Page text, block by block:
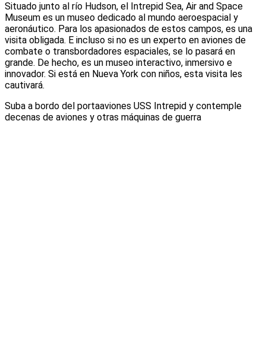
Situado junto al río Hudson, el Intrepid Sea, Air and Space
Museum es un museo dedicado al mundo aeroespacial y
aeronáutico. Para los apasionados de estos campos, es una
visita obligada. E incluso si no es un experto en aviones de
combate o transbordadores espaciales, se lo pasará en
grande. De hecho, es un museo interactivo, inmersivo e
innovador. Si está en Nueva York con niños, esta visita les
cautivará.
Suba a bordo del portaaviones USS Intrepid y contemple
decenas de aviones y otras máquinas de guerra